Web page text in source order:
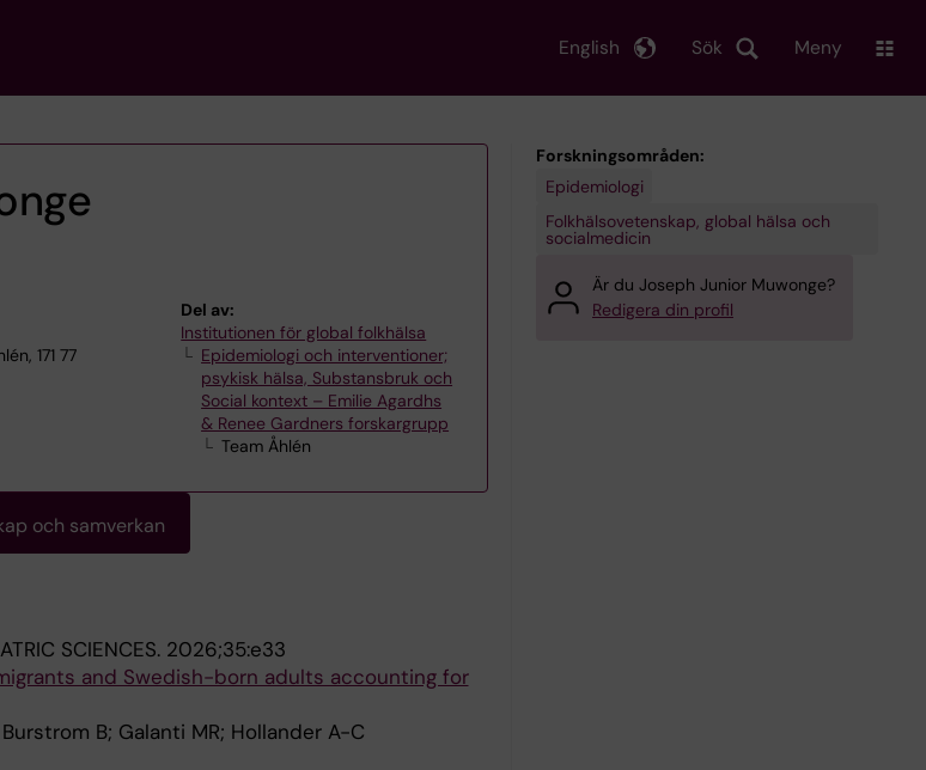
Sök
English Meny
171 77
Del av:
Institutionen för global folkhälsa
Epidemiologi och interventioner;
psykisk hälsa, Substansbruk och
Social kontext – Emilie Agardhs
& Renee Gardners forskargrupp
Team Åhlén
och samverkan
SCIENCES. 2026;35:e33
and Swedish-born adults accounting for
B; Galanti MR; Hollander A-C
Forskningsområden:
Epidemiologi
Folkhälsovetenskap, global hälsa och
socialmedicin
Är du Joseph Junior Muwonge?
Redigera din profil